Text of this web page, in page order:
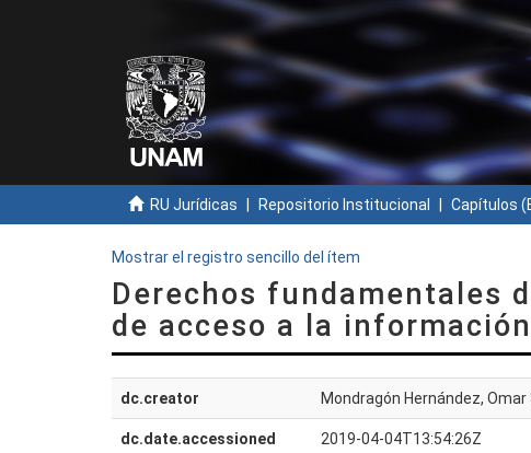
RU Jurídicas Repositorio Institucional Capítulos
Mostrar el registro sencillo del ítem
Derechos fundamentales
de acceso a la
dc.creator Mondragón Hernández, Omar
dc.date.accessioned 2019-04-04T13:54:26Z